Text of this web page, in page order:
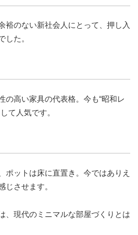
裕のない新社会人にとって、押し入
した。
の高い家具の代表格。今も“昭和レ
て人気です。
ポットは床に直置き。今ではありえ
じさせます。
、現代のミニマルな部屋づくりとは